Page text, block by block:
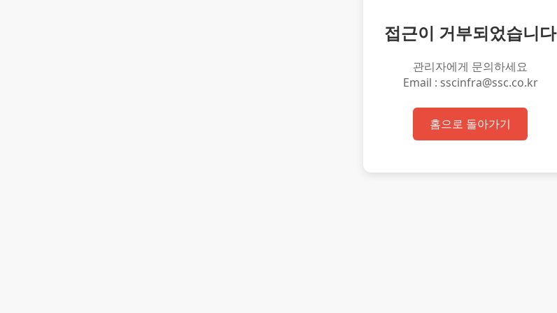
접근이 거부되었습니다
관리자에게 문의하세요
Email : sscinfra@ssc.co.kr
홈으로 돌아가기